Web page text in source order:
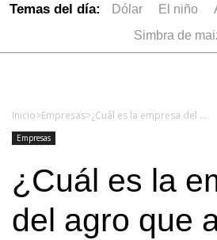
Temas del día: dólar el niño
simbra de
Inicio>Empresas> ¿Cuál es la empresa del agro que anuncia su compromiso con el productor a través de “precios justos”?
Empresas
¿Cuál es la
del agro que